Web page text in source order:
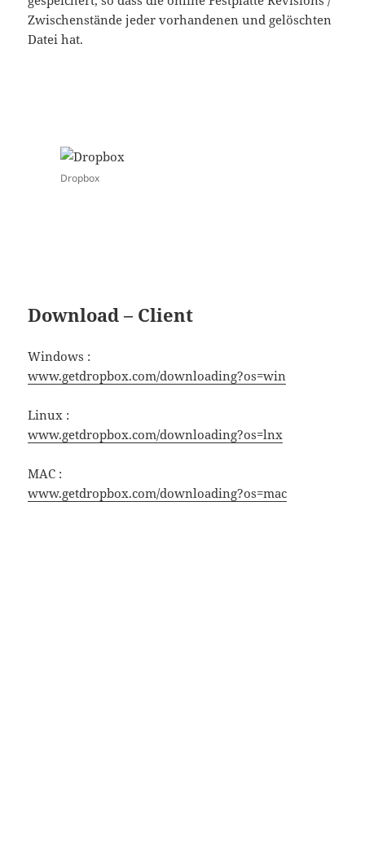
Zwischenstände jeder vorhandenen und gelöschten
Datei hat.
Dropbox
Download – Client
Windows :
www.getdropbox.com/downloading?os=win
Linux :
www.getdropbox.com/downloading?os=lnx
MAC :
www.getdropbox.com/downloading?os=mac